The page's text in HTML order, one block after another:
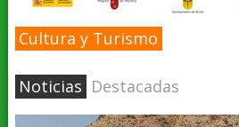
Cultura y Turismo
Noticias Destacadas